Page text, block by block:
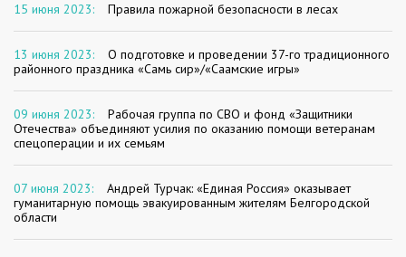
15 июня 2023: Правила пожарной безопасности в лесах
13 июня 2023:
О подготовке и проведении 37-го традиционного
районного праздника «Самь сир»/«Саамские игры»
09 июня 2023:
Рабочая группа по СВО и фонд «Защитники
Отечества» объединяют усилия по оказанию помощи ветеранам
спецоперации и их семьям
07 июня 2023:
Андрей Турчак: «Единая Россия» оказывает
гуманитарную помощь эвакуированным жителям Белгородской
области